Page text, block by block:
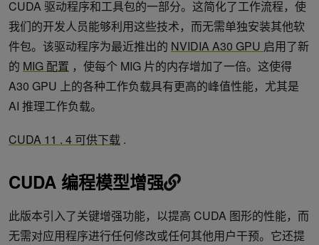
CUDA 驱动程序和工具包的一部分。这简化了工作流程，使
我们的开发人员能够利用这些技术，而无需单独安装其他软
件包。该驱动程序为最近推出的 NVIDIA A30 GPU 启用了新
的 MIG 配置 ，使每个 MIG 片的内存增加了一倍。这使得
A30 GPU 上的各种工作负载具有更高的峰值性能，尤其是
AI 推理工作负载。
CUDA 11 . 4 可供下载 .
CUDA 编程模型增强
此版本引入了关键增强功能，以提高 CUDA 图形的性能，而
无需对应用程序进行任何修改或任何其他用户干预。它还提